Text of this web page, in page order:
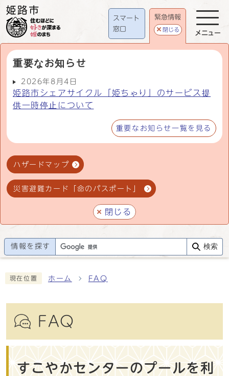
スマート
窓口
緊急情報
閉じる
重要なお知らせ
2026年8月4日
姫路市シェアサイクル「姫ちゃり」のサービス提
供一時停止について
重要なお知らせ一覧を見る
ハザードマップ
災害避難カード「命のパスポート」
閉じる
メニュー
情報を探す 検索
現在位置 ホーム FAQ
FAQ
すこやかセンターのプールを利